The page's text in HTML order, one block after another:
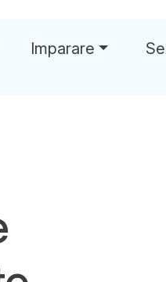
Imparare